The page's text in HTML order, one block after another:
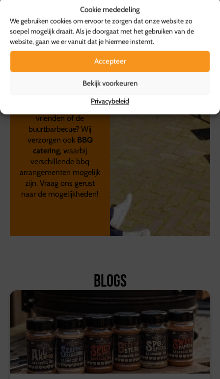
Cookie mededeling
We gebruiken cookies om ervoor te zorgen dat onze website zo
soepel mogelijk draait. Als je doorgaat met het gebruiken van de
website, gaan we er vanuit dat je hiermee instemt.
Accepteer
Bekijk voorkeuren
Privacybeleid
samengesteld. Van
basic tot heel
uitgebreid. Laat je vast
inspireren op onze
BBQ
arrangement thuis!
En is de barbecue echt
groots? Voor je collega’s,
vrienden of de
buurtbarbecue? Wij
verzorgen ook BBQ
catering, waarbij
verschillende bbq
arrangementen mogelijk
zijn. Vraag ons gerust
naar de mogelijkheden!
Blogs